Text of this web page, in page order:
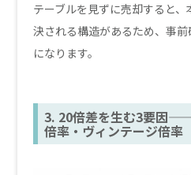
テーブルを見ずに売却すると
決される構造があるため、事
になります。
3. 20倍差を生む3要因
倍率・ヴィンテージ倍率